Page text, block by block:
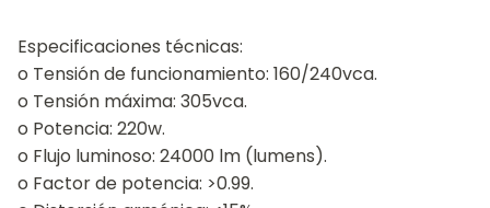
Especificaciones técnicas:
o Tensión de funcionamiento: 160/240vca.
o Tensión máxima: 305vca.
o Potencia: 220w.
o Flujo luminoso: 24000 lm (lumens).
o Factor de potencia: >0.99.